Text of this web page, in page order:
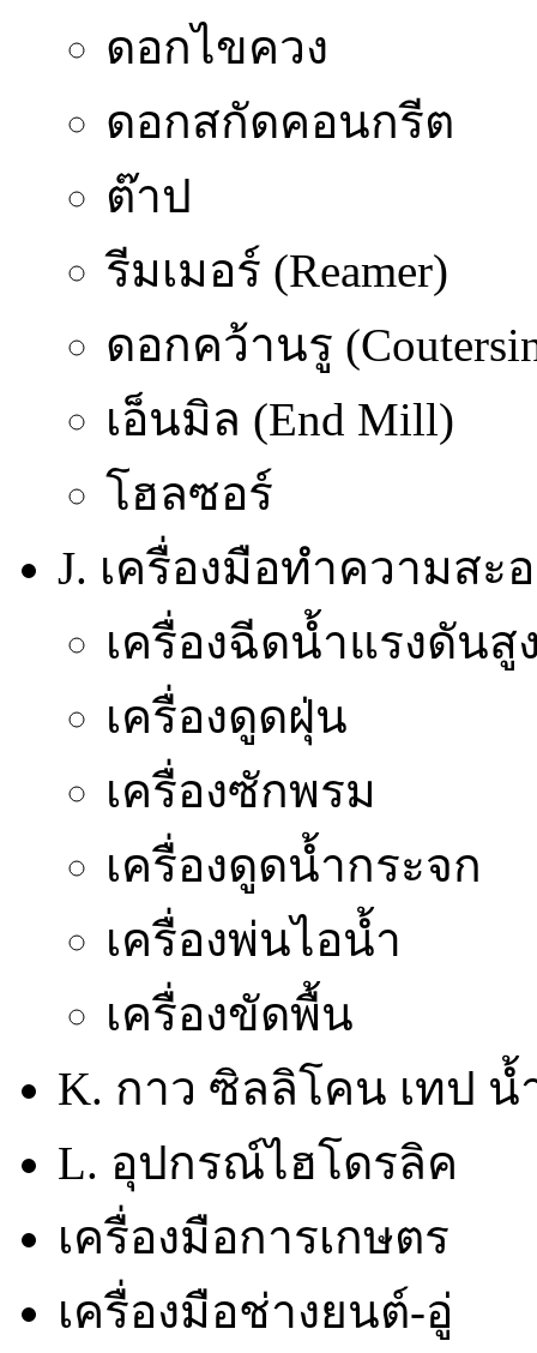
ดอกไขควง
ดอกสกัดคอนกรีต
ต๊าป
รีมเมอร์ (Reamer)
ดอกคว้านรู
เอ็นมิล (End Mill)
โฮลซอร์
J. เครื่องมือทำความสะ
เครื่องฉีดน้ำแรงดันสู
เครื่องดูดฝุ่น
เครื่องซักพรม
เครื่องดูดน้ำกระจก
เครื่องพ่นไอน้ำ
เครื่องขัดพื้น
K. กาว ซิลลิโคน เทป น้
L. อุปกรณ์ไฮโดรลิค
เครื่องมือการเกษตร
เครื่องมือช่างยนต์-อู่